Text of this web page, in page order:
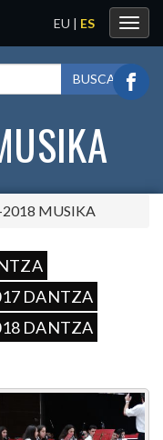
EU | ES
BUSCAR
MUSIKA
DANTZA
DANTZA